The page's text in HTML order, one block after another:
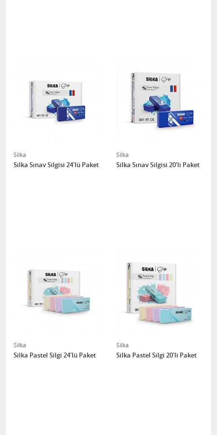
Silka
Silka Sınav Silgisi 24'lü Paket
Silka
Silka Sınav Silgisi 20'li Paket
Silka
Silka Pastel Silgi 24'lü Paket
Silka
Silka Pastel Silgi 20'li Paket